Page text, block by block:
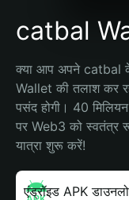
catbal
क्या आप अपने catbal के
Wallet की तलाश कर
पसंद होगी। 40
पर Web3 को स्वतंत्र
यात्रा शुरू करें!
एंड्रॉइड APK